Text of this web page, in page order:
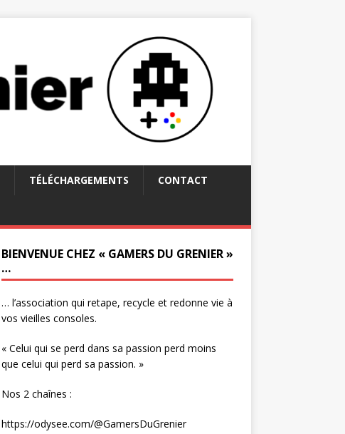
TÉLÉCHARGEMENTS CONTACT
BIENVENUE CHEZ « GAMERS DU GRENIER »
…
… l’association qui retape, recycle et redonne vie à
vos vieilles consoles.
« Celui qui se perd dans sa passion perd moins
que celui qui perd sa passion. »
Nos 2 chaînes :
https://odysee.com/@GamersDuGrenier